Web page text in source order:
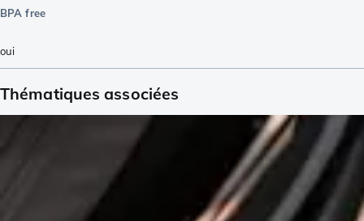
BPA free
oui
Thématiques associées